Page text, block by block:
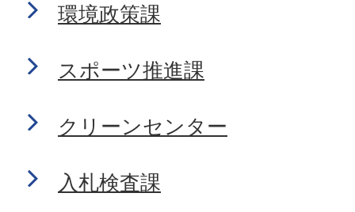
環境政策課
スポーツ推進課
クリーンセンター
入札検査課